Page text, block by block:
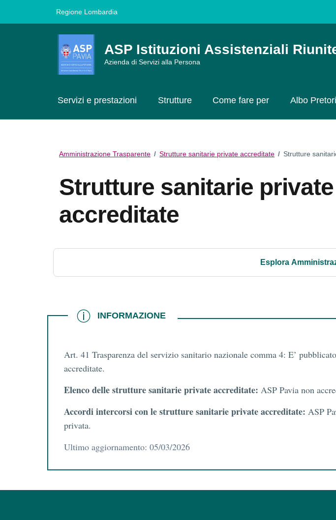
Regione Lombardia
ASP Istituzioni Assistenziali
Azienda di Servizi alla Persona
Servizi e prestazioni Strutture Come fare per Albo
Amministrazione Trasparente / Strutture sanitarie private accreditate / Strutture
Strutture sanitarie private
accreditate
Esplora
INFORMAZIONE
INFORMAZIONE
Art. 41 Trasparenza del servizio sanitario nazionale comma 4: E’
accreditate.
Elenco delle strutture sanitarie private accreditate: ASP Pavia non
Accordi intercorsi con le strutture sanitarie private accreditate: ASP
privata.
Ultimo aggiornamento: 05/03/2026